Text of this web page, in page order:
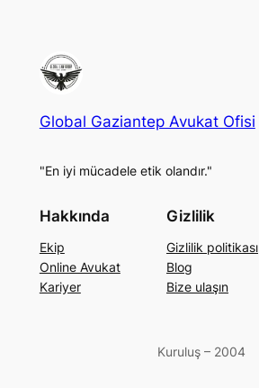
Global Gaziantep Avukat Ofisi
"En iyi mücadele etik olandır."
Hakkında
Ekip
Online Avukat
Kariyer
Gizlilik
Gizlilik politikası
Blog
Bize ulaşın
Kuruluş – 2004